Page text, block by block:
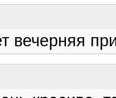
вечерняя